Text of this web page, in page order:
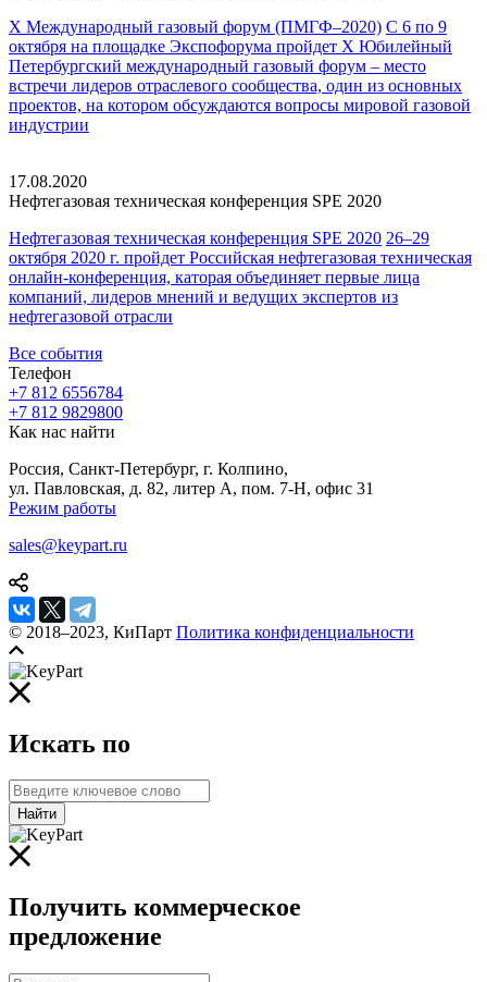
X Международный газовый форум (ПМГФ–2020) С 6 по 9
октября на площадке Экспофорума пройдет Х Юбилейный
Петербургский международный газовый форум – место
встречи лидеров отраслевого сообщества, один из основных
проектов, на котором обсуждаются вопросы мировой газовой
индустрии
17.08.2020
Нефтегазовая техническая конференция SPE 2020
Нефтегазовая техническая конференция SPE 2020 26–29
октября 2020 г. пройдет Российская нефтегазовая техническая
онлайн-конференция, каторая объединяет первые лица
компаний, лидеров мнений и ведущих экспертов из
нефтегазовой отрасли
Все события
Телефон
+7 812 6556784
+7 812 9829800
Как нас найти
Россия, Санкт-Петербург, г. Колпино,
ул. Павловская, д. 82, литер А, пом. 7-Н, офис 31
Режим работы
sales@keypart.ru
© 2018–2023, КиПарт Политика конфиденциальности
Искать по
Найти
Получить коммерческое
предложение